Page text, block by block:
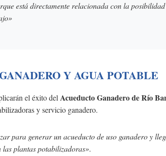
está directamente relacionada con la
Y AGUA POTABLE
el éxito del Acueducto Ganadero de Río
y servicio ganadero.
para generar un acueducto de uso ganadero y
las plantas potabilizadoras».